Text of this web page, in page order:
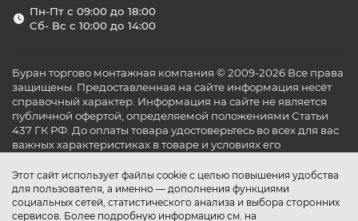
Этот сайт использует файлы cookie с целью повышения удобства
для пользователя, а именно — дополнения функциями
социальных сетей, статистического анализа и выбора сторонних
сервисов. Более подробную информацию см. на
Пн-Пт с 09:00 до 18:00
Сб- Вс с 10:00 до 14:00
Буран торгово монтажная компания © 2009-2026 Все права
защищены. Предоставленная на сайте информация несёт
справочный характер. Информация на сайте не является
публичной офертой, определяемой положениями Статьи
437 ГК РФ. До оплаты товара удостоверьтесь во всех для вас
важных характеристиках в товаре и условиях его